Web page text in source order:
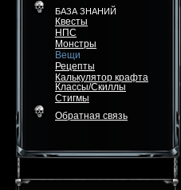
БАЗА ЗНАНИЙ
Квесты
НПС
Монстры
Вещи
Рецепты
Калькулятор крафта
Классы/Скиллы
Стигмы
Обратная связь